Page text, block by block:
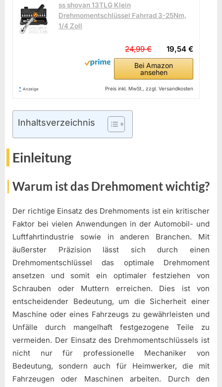
ss shovan 13TLG Klein
Drehmomentschlüssel Fahrrad 3-25Nm,
1/4 Zoll
19,54 €
24,99 €
Bei Amazon
ansehen
* Anzeige Preis inkl. MwSt., zzgl. Versandkosten
Inhaltsverzeichnis
Einleitung
Warum ist das Drehmoment wichtig?
Der richtige Einsatz des Drehmoments ist ein kritischer
Faktor bei vielen Anwendungen in der Automobil- und
Luftfahrtindustrie sowie in anderen Branchen. Mit
äußerster Präzision lässt sich durch einen
Drehmomentschlüssel das optimale Drehmoment
ansetzen und somit ein optimaler festziehen von
Schrauben oder Muttern erreichen. Dies ist von
entscheidender Bedeutung, um die Sicherheit einer
Maschine oder eines Fahrzeugs zu gewährleisten und
Unfälle durch mangelhaft festgezogene Teile zu
vermeiden. Der Einsatz des Drehmomentschlüssels ist
nicht nur für professionelle Mechaniker von
Bedeutung, sondern auch für Heimwerker, die mit
Fahrzeugen oder Maschinen arbeiten. Durch den